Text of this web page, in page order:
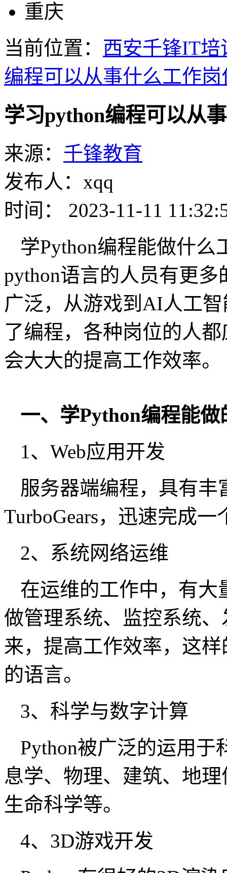
重庆
当前位置： 西安千锋IT培
编程可以从事什么工作岗
学习python编程可以从
来源： 千锋教育
发布人：xqq
时间： 2023-11-11
学Python编程能做什么
python语言的人员有更
广泛，从游戏到AI人工
了编程，各种岗位的人
会大大的提高工作效率。
一、学Python编程能
1、Web应用开发
服务器端编程，具有丰
TurboGears，迅速完成
2、系统网络运维
在运维的工作中，有大
做管理系统、监控系统
来，提高工作效率，这
的语言。
3、科学与数字计算
Python被广泛的运用
息学、物理、建筑、地
生命科学等。
4、3D游戏开发